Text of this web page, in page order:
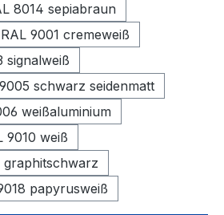
8014 sepiabraun
RAL 9001 cremeweiß
signalweiß
schwarz seidenmatt
weißaluminium
9010 weiß
graphitschwarz
papyrusweiß